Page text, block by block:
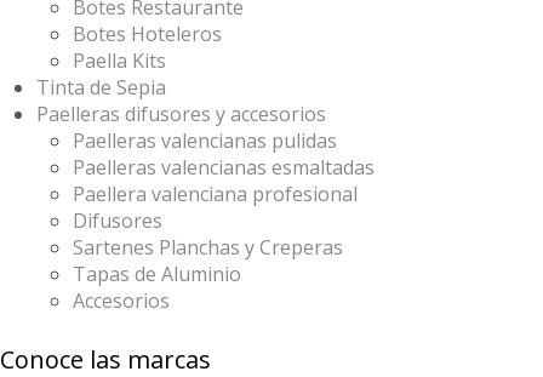
Botes Restaurante
Botes Hoteleros
Paella Kits
Tinta de Sepia
Paelleras difusores y accesorios
Paelleras valencianas pulidas
Paelleras valencianas esmaltadas
Paellera valenciana profesional
Difusores
Sartenes Planchas y Creperas
Tapas de Aluminio
Accesorios
Conoce las marcas